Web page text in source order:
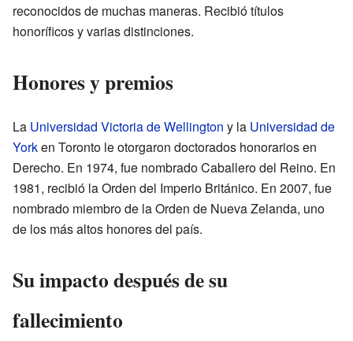
reconocidos de muchas maneras. Recibió títulos
honoríficos y varias distinciones.
Honores y premios
La Universidad Victoria de Wellington y la Universidad de
Yorken Toronto le otorgaron doctorados honorarios en
Derecho. En 1974, fue nombrado Caballero del Reino. En
1981, recibió la Orden del Imperio Británico. En 2007, fue
nombrado miembro de la Orden de Nueva Zelanda, uno
de los más altos honores del país.
Su impacto después de su
fallecimiento